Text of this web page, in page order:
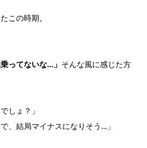
この時期。
ってないな…」 そんな風に感じた方
しょ？」
、結局マイナスになりそう…」